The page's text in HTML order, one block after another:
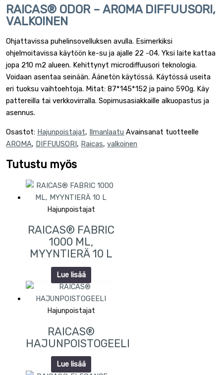
RAICAS® ODOR – AROMA DIFFUUSORI,
VALKOINEN
Ohjattavissa puhelinsovelluksen avulla. Esimerkiksi
ohjelmoitavissa käytöön ke-su ja ajalle 22 -04. Yksi laite kattaa
jopa 210 m2 alueen. Kehittynyt microdiffuusori teknologia.
Voidaan asentaa seinään. Äänetön käytössä. Käytössä useita
eri tuoksu vaihtoehtoja. Mitat: 87*145*152 ja paino 590g. Käy
pattereilla tai verkkovirralla. Sopimusasiakkaille alkuopastus ja
asennus.
Osastot: Hajunpoistajat, Ilmanlaatu Avainsanat tuotteelle
AROMA, DIFFUUSORI, Raicas,valkoinen
Tutustu myös
Hajunpoistajat
RAICAS® FABRIC
1000 ML,
MYYNTIERÄ 10 L
Lue lisää
Hajunpoistajat
RAICAS®
HAJUNPOISTOGEELI
Lue lisää